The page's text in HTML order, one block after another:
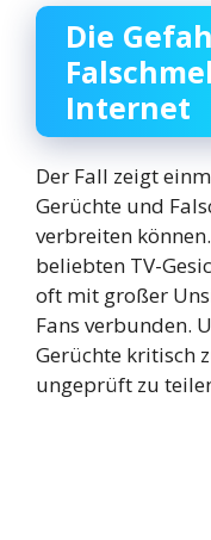
Die
Internet
Der Fall zeigt
Gerüchte und
verbreiten
beliebten TV-
oft mit großer
Fans verbunden.
Gerüchte kritisch
ungeprüft zu